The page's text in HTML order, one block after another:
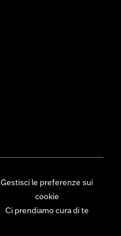
Gestisci le preferenze sui
cookie
Ci prendiamo cura di te